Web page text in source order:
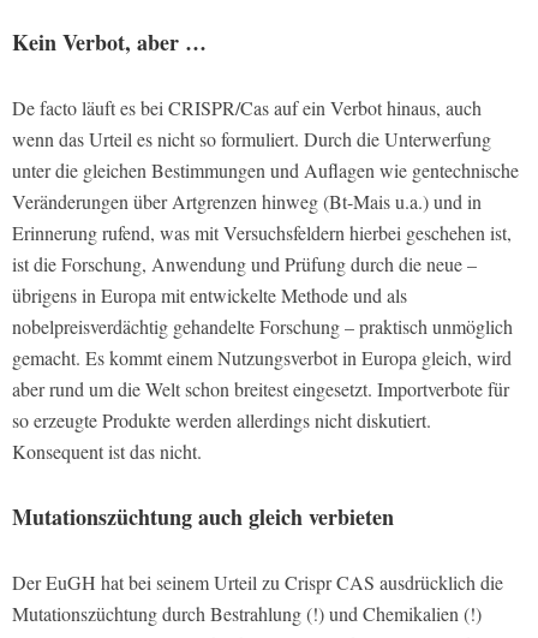
Kein Verbot, aber …
De facto läuft es bei CRISPR/Cas auf ein Verbot hinaus, auch
wenn das Urteil es nicht so formuliert. Durch die Unterwerfung
unter die gleichen Bestimmungen und Auflagen wie gentechnische
Veränderungen über Artgrenzen hinweg (Bt-Mais u.a.) und in
Erinnerung rufend, was mit Versuchsfeldern hierbei geschehen ist,
ist die Forschung, Anwendung und Prüfung durch die neue –
übrigens in Europa mit entwickelte Methode und als
nobelpreisverdächtig gehandelte Forschung – praktisch unmöglich
gemacht. Es kommt einem Nutzungsverbot in Europa gleich, wird
aber rund um die Welt schon breitest eingesetzt. Importverbote für
so erzeugte Produkte werden allerdings nicht diskutiert.
Konsequent ist das nicht.
Mutationszüchtung auch gleich verbieten
Der EuGH hat bei seinem Urteil zu Crispr CAS ausdrücklich die
Mutationszüchtung durch Bestrahlung (!) und Chemikalien (!)